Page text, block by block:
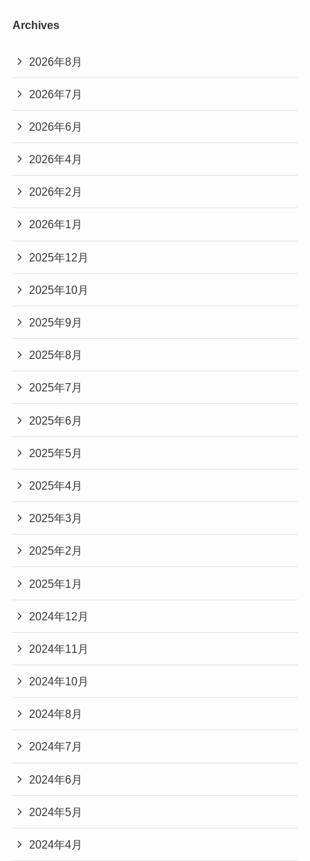
Archives
2026年8月
2026年7月
2026年6月
2026年4月
2026年2月
2026年1月
2025年12月
2025年10月
2025年9月
2025年8月
2025年7月
2025年6月
2025年5月
2025年4月
2025年3月
2025年2月
2025年1月
2024年12月
2024年11月
2024年10月
2024年8月
2024年7月
2024年6月
2024年5月
2024年4月